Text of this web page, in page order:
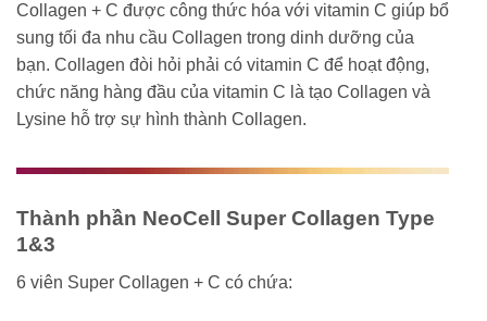
Collagen + C được công thức hóa với vitamin C giúp bổ
sung tối đa nhu cầu Collagen trong dinh dưỡng của
bạn. Collagen đòi hỏi phải có vitamin C để hoạt động,
chức năng hàng đầu của vitamin C là tạo Collagen và
Lysine hỗ trợ sự hình thành Collagen.
Thành phần NeoCell Super Collagen Type
1&3
6 viên Super Collagen + C có chứa: